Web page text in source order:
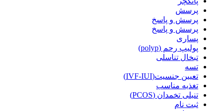
پرسش
پرسش و پاسخ
پرسش و پاسخ
پساری
پولیپ رحم (polyp)
تبخال تناسلی
تسه
تعیین جنسیت(IVF-IUI)
تغذیه مناسب
تنبلی تخمدان (PCOS)
ثبت نام